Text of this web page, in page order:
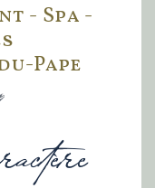
- Spa -
Pape